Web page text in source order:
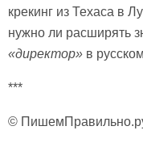
крекинг из Техаса в
нужно ли расширять
«директор» в
***
©